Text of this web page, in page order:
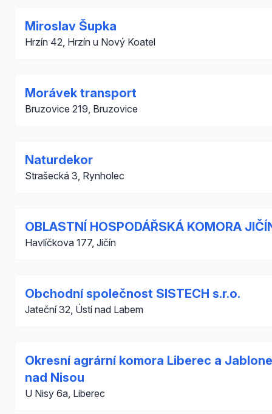
Miroslav Šupka
Hrzín 42, Hrzín u Nový Koatel
Morávek transport
Bruzovice 219, Bruzovice
Naturdekor
Strašecká 3, Rynholec
OBLASTNÍ HOSPODÁŘSKÁ KOMORA
Havlíčkova 177, Jičín
Obchodní společnost SISTECH s.r.o.
Jateční 32, Ústí nad Labem
Okresní agrární komora Liberec a
nad Nisou
U Nisy 6a, Liberec